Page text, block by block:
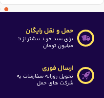
حمل و نقل رایگان
برای سبد خرید بیشتر از 5
میلیون تومان
ارسال فوری
تحویل روزانه سفارشات به
شرکت های حمل